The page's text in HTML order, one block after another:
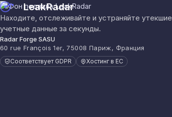
LeakRadar
Находите, отслеживайте и устраняйте утекшие
учетные данные за секунды.
Radar Forge SASU
60 rue François 1er, 75008 Париж, Франция
Соответствует GDPR Хостинг в ЕС